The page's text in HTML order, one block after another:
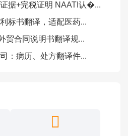
据+完税证明 NAATI认�...
标书翻译，适配医药...
贸合同说明书翻译规...
：病历、处方翻译件...